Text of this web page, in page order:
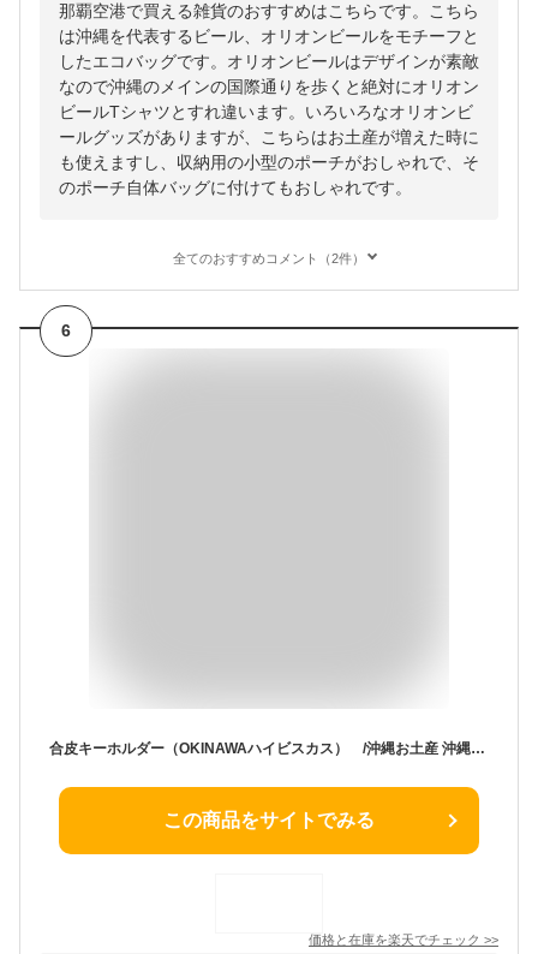
那覇空港で買える雑貨のおすすめはこちらです。こちら
は沖縄を代表するビール、オリオンビールをモチーフと
したエコバッグです。オリオンビールはデザインが素敵
なので沖縄のメインの国際通りを歩くと絶対にオリオン
ビールTシャツとすれ違います。いろいろなオリオンビ
ールグッズがありますが、こちらはお土産が増えた時に
も使えますし、収納用の小型のポーチがおしゃれで、そ
のポーチ自体バッグに付けてもおしゃれです。
全てのおすすめコメント（2件）
6
合皮キーホルダー（OKINAWAハイビスカス） /沖縄お土産 沖縄雑貨 【M可】
この商品をサイトでみる
価格と在庫を楽天でチェック >>